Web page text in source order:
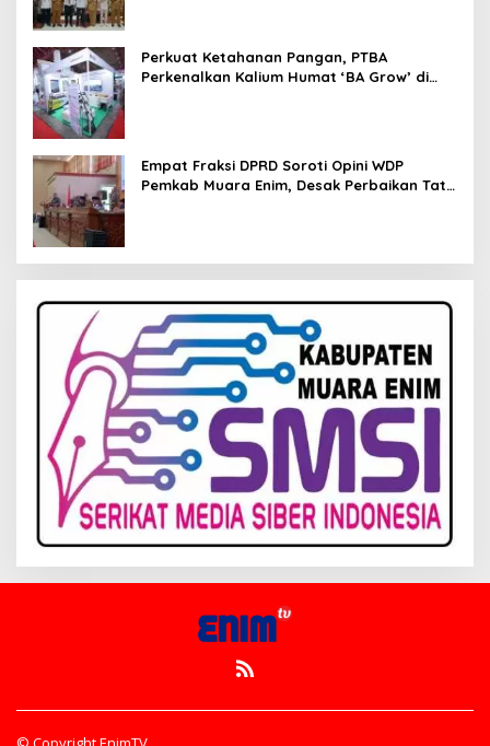
Perkuat Ketahanan Pangan, PTBA
Perkenalkan Kalium Humat ‘BA Grow’ di
Empat Fraksi DPRD Soroti Opini WDP
Pemkab Muara Enim, Desak Perbaikan Tata